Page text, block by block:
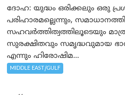
ദോഹ: യുദ്ധം ഒരിക്കലും ഒരു
പരിഹാരമല്ലെന്നും,
സഹവര്‍ത്തിത്വത്തിലൂടെയും
സുരക്ഷിതവും സമൃദ്ധവുമായ
എന്നും ഹിരോഷിമ...
MIDDLE EAST/GULF